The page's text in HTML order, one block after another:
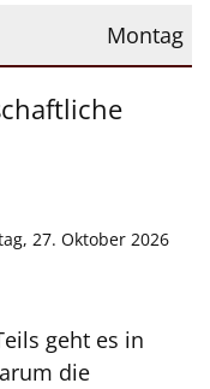
Montag
27. Oktober 2026
geht es in
die